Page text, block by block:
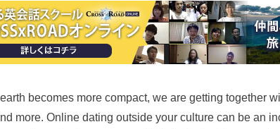
becomes more compact, we are getting together
more. Online dating outside your culture can be an